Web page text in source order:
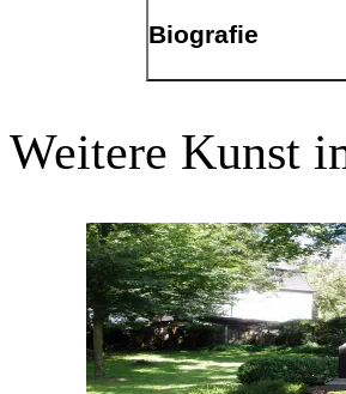
Biografie
Ruhr-Region realisiert
Künstlerduo 2014 den 1.
Weitere Kunst